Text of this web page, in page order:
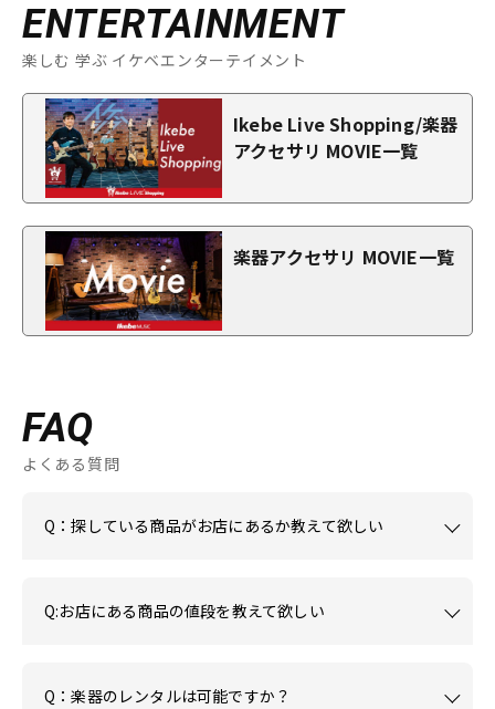
ENTERTAINMENT
楽しむ 学ぶ イケベエンターテイメント
Ikebe Live Shopping/楽器
アクセサリ MOVIE一覧
楽器アクセサリ MOVIE一覧
FAQ
よくある質問
Q：探している商品がお店にあるか教えて欲しい
Q:お店にある商品の値段を教えて欲しい
Q：楽器のレンタルは可能ですか？